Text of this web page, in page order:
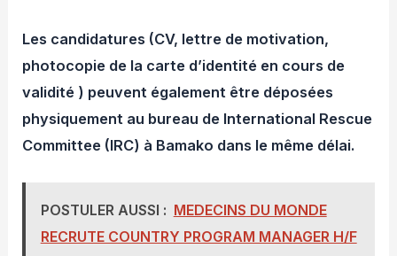
Les candidatures (CV, lettre de motivation,
photocopie de la carte d’identité en cours de
validité ) peuvent également être déposées
physiquement au bureau de International Rescue
Committee (IRC) à Bamako dans le même délai.
POSTULER AUSSI : MEDECINS DU MONDE
RECRUTE COUNTRY PROGRAM MANAGER H/F